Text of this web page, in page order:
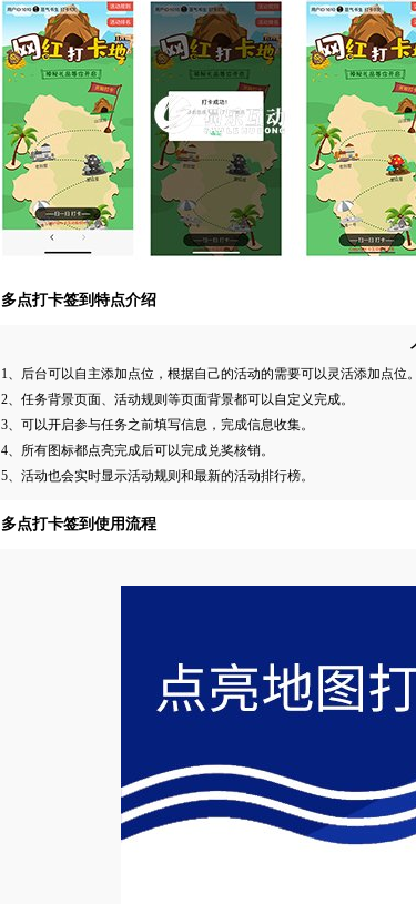
多点打卡签到特点介绍
1、后台可以自主添加点位，根据自己的活动的需要可以灵活添加点位。
2、任务背景页面、活动规则等页面背景都可以自定义完成。
3、可以开启参与任务之前填写信息，完成信息收集。
4、所有图标都点亮完成后可以完成兑奖核销。
5、活动也会实时显示活动规则和最新的活动排行榜。
多点打卡签到使用流程